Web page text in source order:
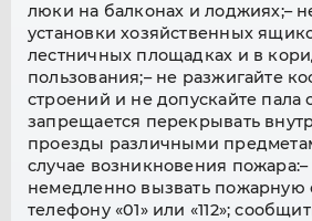
люки на балконах и лоджиях;–
установки хозяйственных
лестничных площадках и в
пользования;– не разжигайте
строений и не допускайте пала
запрещается перекрывать
проезды различными
случае возникновения
немедленно вызвать пожарную
телефону «01» или «112»;